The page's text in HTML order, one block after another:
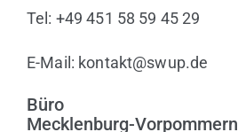
Tel: +49 451 58 59 45 29
E-Mail: kontakt@swup.de
Büro
Mecklenburg-Vorpommern